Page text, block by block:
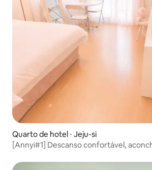
Quarto de hotel ⋅ Jeju-si
[Annyi#1] Descanso confortável,
minutos/Aeroporto de Jeju 5 minutos/